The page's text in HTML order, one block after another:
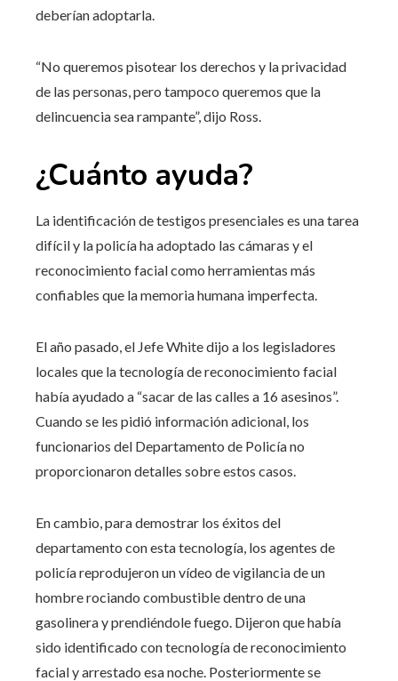
deberían adoptarla.
“No queremos pisotear los derechos y la privacidad
de las personas, pero tampoco queremos que la
delincuencia sea rampante”, dijo Ross.
¿Cuánto ayuda?
La identificación de testigos presenciales es una tarea
difícil y la policía ha adoptado las cámaras y el
reconocimiento facial como herramientas más
confiables que la memoria humana imperfecta.
El año pasado, el Jefe White dijo a los legisladores
locales que la tecnología de reconocimiento facial
había ayudado a “sacar de las calles a 16 asesinos”.
Cuando se les pidió información adicional, los
funcionarios del Departamento de Policía no
proporcionaron detalles sobre estos casos.
En cambio, para demostrar los éxitos del
departamento con esta tecnología, los agentes de
policía reprodujeron un vídeo de vigilancia de un
hombre rociando combustible dentro de una
gasolinera y prendiéndole fuego. Dijeron que había
sido identificado con tecnología de reconocimiento
facial y arrestado esa noche. Posteriormente se